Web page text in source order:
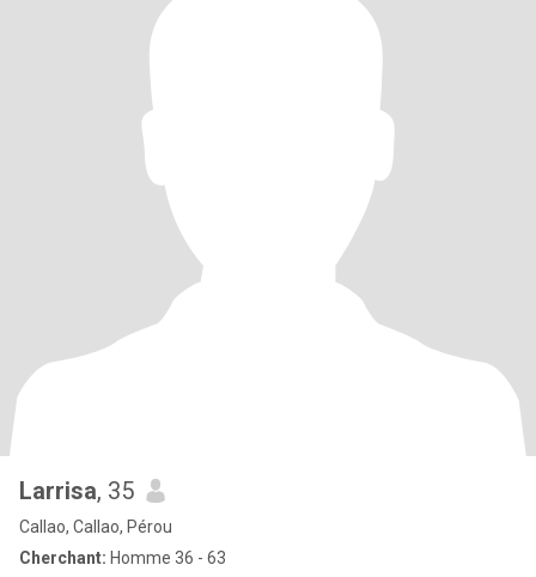
Larrisa, 35
Callao, Callao, Pérou
Cherchant: Homme 36 - 63